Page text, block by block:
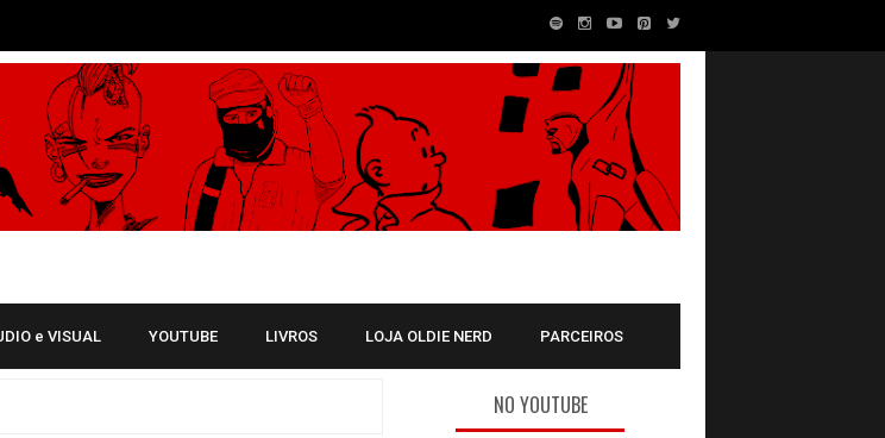
venda iniciada no Catarse
Bolton
e VISUAL YOUTUBE LIVROS LOJA OLDIE NERD PARCEIROS
NO YOUTUBE